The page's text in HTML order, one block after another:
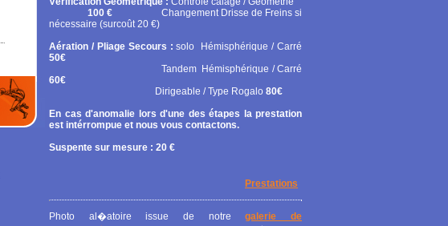
100 € Changement Drisse de Freins si
nécessaire (surcoût 20 €)
Aération / Pliage Secours :solo
Hémisphérique / Carré
50€
Tandem Hémisphérique / Carré
60€
Dirigeable / Type Rogalo 80€
En cas d'anomalie lors d'une des étapes la prestation
est intérrompue et nous vous contactons.
Suspente sur mesure : 20 €
Prestations
Photo al�atoire issue de notregalerie de